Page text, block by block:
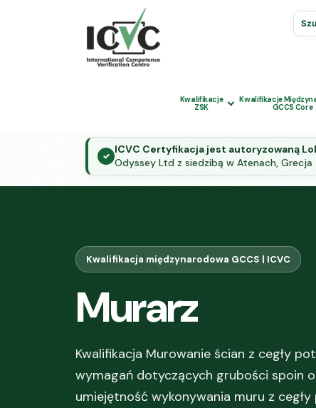
Kwalifikacje
ZSK
Kwalifikacje
GCCS Core
✓
ICVC Certyfikacja jest autoryzowaną
Odyssey Ltd z siedzibą w Atenach, Grecja
Kwalifikacja międzynarodowa GCCS | ICVC
Murarz
Kwalifikacja Murowanie ścian z cegły
wymagań dotyczących grubości spoin
umiejętność wykonywania muru z